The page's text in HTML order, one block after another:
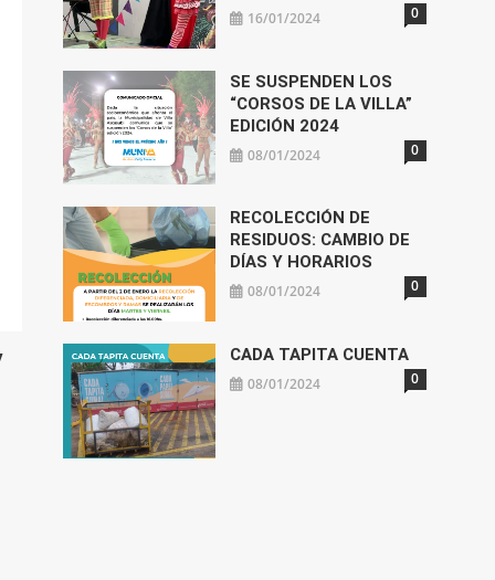
16/01/2024 0
SE SUSPENDEN LOS
“CORSOS DE LA VILLA”
EDICIÓN 2024
08/01/2024 0
RECOLECCIÓN DE
RESIDUOS: CAMBIO DE
DÍAS Y HORARIOS
08/01/2024 0
CADA TAPITA CUENTA
08/01/2024 0